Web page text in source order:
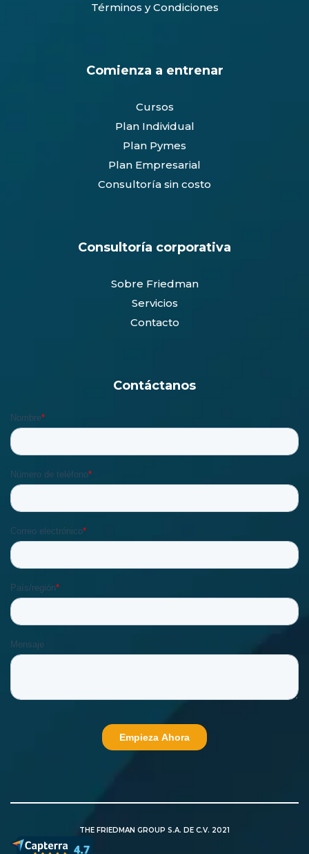
Términos y Condiciones
Comienza a entrenar
Cursos
Plan Individual
Plan Pymes
Plan Empresarial
Consultoría sin costo
Consultoría corporativa
Sobre Friedman
Servicios
Contacto
Contáctanos
THE FRIEDMAN GROUP S.A. DE C.V. 2021